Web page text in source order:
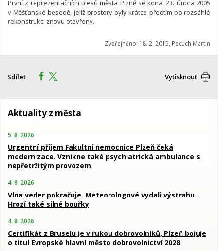
První z reprezentačních plesů města Plzně se konal 23. února 2005
v Měšťanské besedě, jejíž prostory byly krátce předtím po rozsáhlé
rekonstrukci znovu otevřeny.
Zveřejněno: 18. 2. 2015, Pecuch Martin
Sdílet Vytisknout
Aktuality z města
5. 8. 2026
Urgentní příjem Fakultní nemocnice Plzeň čeká
modernizace. Vznikne také psychiatrická ambulance s
nepřetržitým provozem
4. 8. 2026
Vlna veder pokračuje. Meteorologové vydali výstrahu.
Hrozí také silné bouřky
4. 8. 2026
Certifikát z Bruselu je v rukou dobrovolníků, Plzeň bojuje
o titul Evropské hlavní město dobrovolnictví 2028